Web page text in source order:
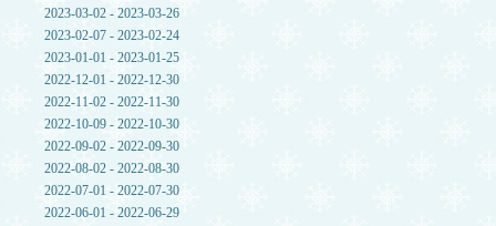
2023-03-02 - 2023-03-26
2023-02-07 - 2023-02-24
2023-01-01 - 2023-01-25
2022-12-01 - 2022-12-30
2022-11-02 - 2022-11-30
2022-10-09 - 2022-10-30
2022-09-02 - 2022-09-30
2022-08-02 - 2022-08-30
2022-07-01 - 2022-07-30
2022-06-01 - 2022-06-29